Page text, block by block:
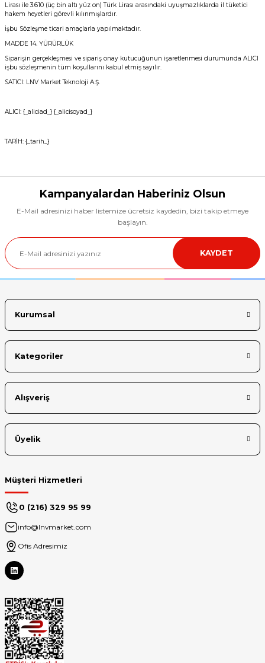
Lirası ile 3.610 (üç bin altı yüz on) Türk Lirası arasındaki uyuşmazlıklarda il tüketici
hakem heyetleri görevli kılınmışlardır.
İşbu Sözleşme ticari amaçlarla yapılmaktadır.
MADDE 14. YÜRÜRLÜK
Siparişin gerçekleşmesi ve sipariş onay kutucuğunun işaretlenmesi durumunda ALICI
işbu sözleşmenin tüm koşullarını kabul etmiş sayılır.
SATICI: LNV Market Teknoloji A.Ş.
ALICI: {_aliciad_} {_alicisoyad_}
TARİH: {_tarih_}
Kampanyalardan Haberiniz Olsun
E-Mail adresinizi haber listemize ücretsiz kaydedin, bizi takip etmeye
başlayın.
KAYDET
Kurumsal
Kategoriler
Alışveriş
Üyelik
Müşteri Hizmetleri
0 (216) 329 95 99
info@lnvmarket.com
Ofis Adresimiz